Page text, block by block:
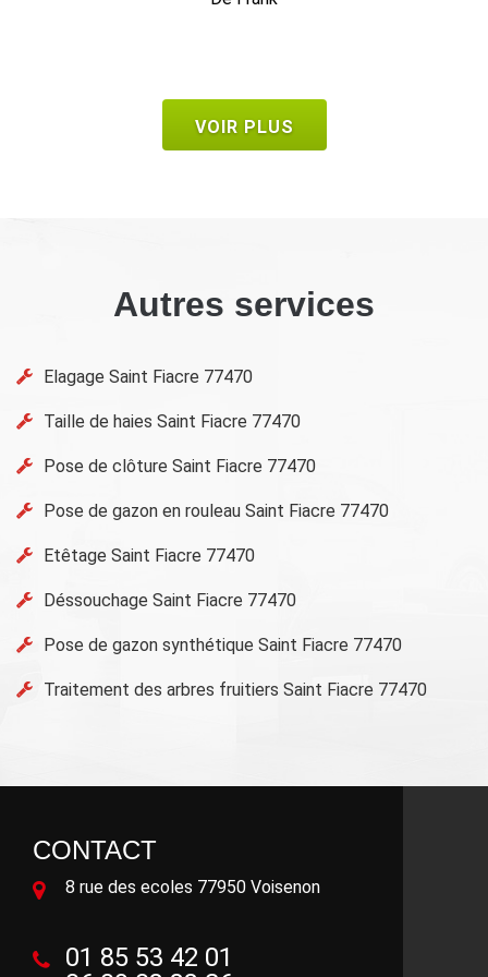
VOIR PLUS
Autres services
Elagage Saint Fiacre 77470
Taille de haies Saint Fiacre 77470
Pose de clôture Saint Fiacre 77470
Pose de gazon en rouleau Saint Fiacre 77470
Etêtage Saint Fiacre 77470
Déssouchage Saint Fiacre 77470
Pose de gazon synthétique Saint Fiacre 77470
Traitement des arbres fruitiers Saint Fiacre 77470
CONTACT
8 rue des ecoles 77950 Voisenon
01 85 53 42 01